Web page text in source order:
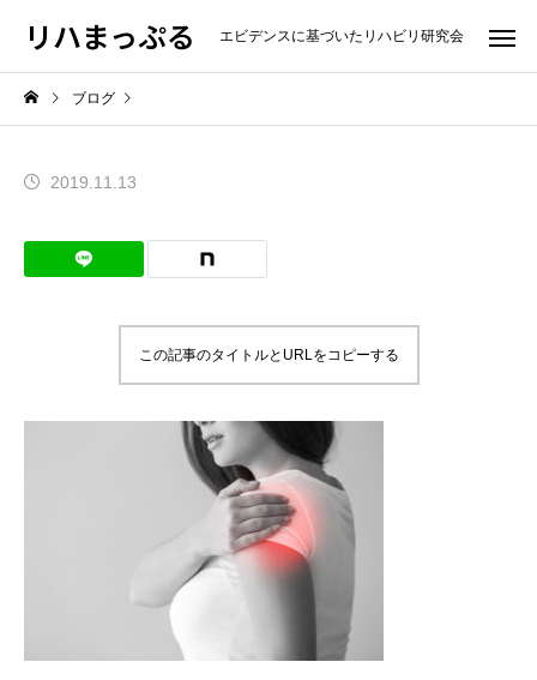
リハまっぷる エビデンスに基づいたリハビリ研究会
ブログ
2019.11.13
この記事のタイトルとURLをコピーする